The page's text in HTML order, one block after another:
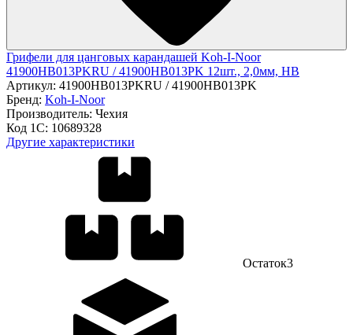
Грифели для цанговых карандашей Koh-I-Noor
41900HB013PKRU / 41900HB013PK 12шт., 2,0мм, HB
Артикул: 41900HB013PKRU / 41900HB013PK
Бренд: Koh-I-Noor
Производитель: Чехия
Код 1С: 10689328
Другие характеристики
Остаток3